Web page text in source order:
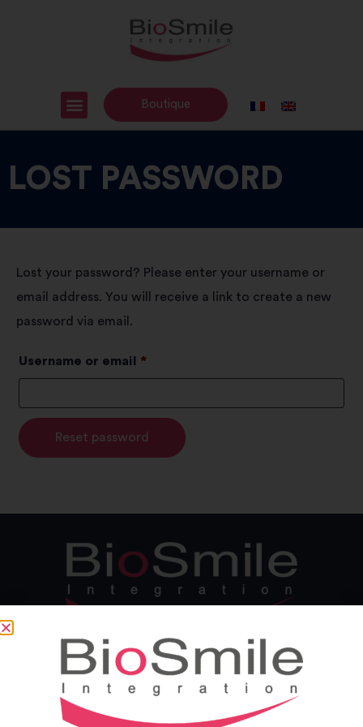
Boutique
LOST PASSWORD
Lost your password? Please enter your username or
email address. You will receive a link to create a new
password via email.
Username or email *
Reset password
BUREAUX